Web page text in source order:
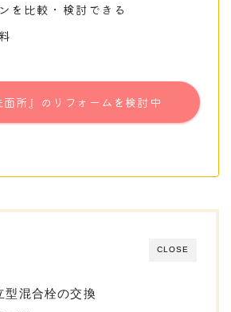
を比較・検討できる
面所』のリフォームを検討中
CLOSE
型混合栓の交換